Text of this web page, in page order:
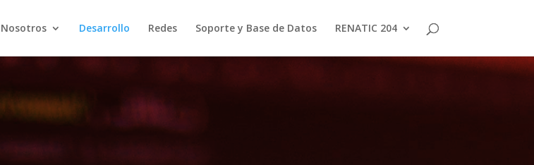
Nosotros Desarrollo Redes Soporte y Base de Datos RENATIC 204